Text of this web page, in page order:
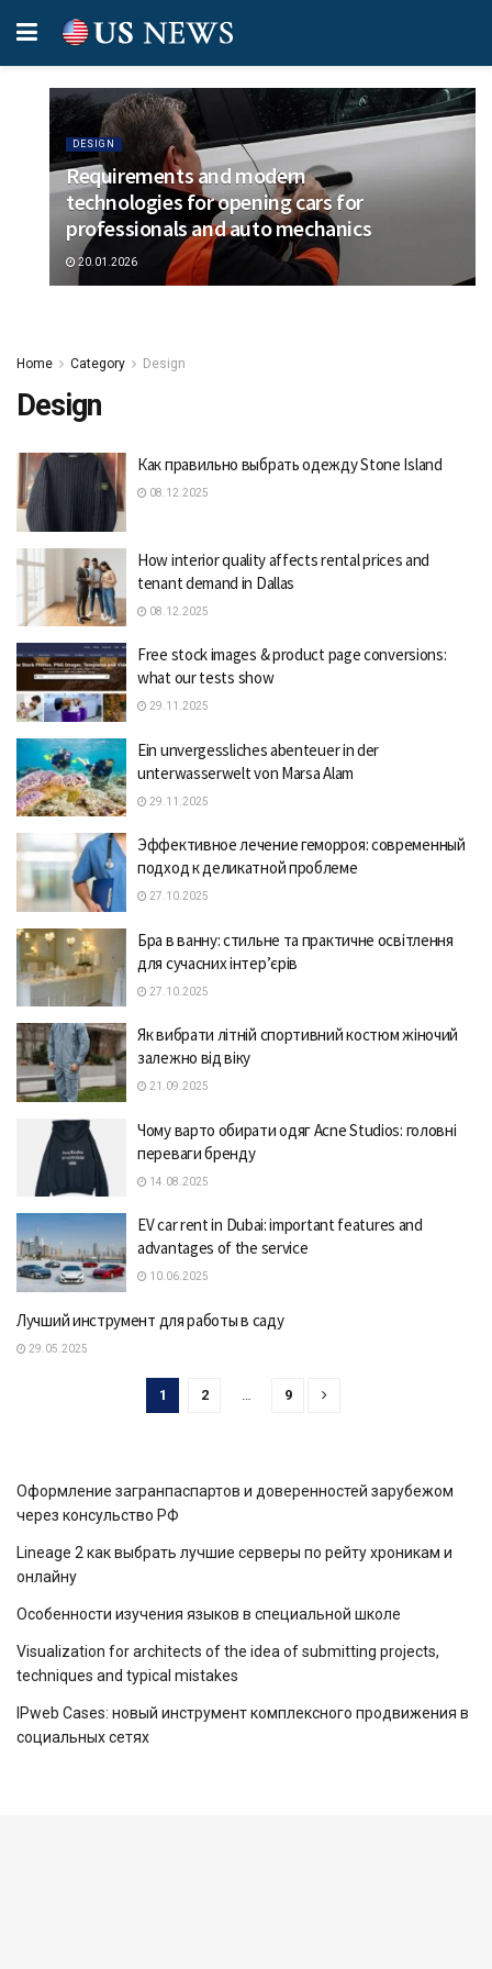
DESIGN
Requirements and modern
technologies for opening cars for
professionals and auto mechanics
20.01.2026
Home Category Design
Design
Как правильно выбрать одежду Stone Island
08.12.2025
How interior quality affects rental prices and
tenant demand in Dallas
08.12.2025
Free stock images & product page conversions:
what our tests show
29.11.2025
Ein unvergessliches abenteuer in der
unterwasserwelt von Marsa Alam
29.11.2025
Эффективное лечение геморроя: современный
подход к деликатной проблеме
27.10.2025
Бра в ванну: стильне та практичне освітлення
для сучасних інтер’єрів
27.10.2025
Як вибрати літній спортивний костюм жіночий
залежно від віку
21.09.2025
Чому варто обирати одяг Acne Studios: головні
переваги бренду
14.08.2025
EV car rent in Dubai: important features and
advantages of the service
10.06.2025
Лучший инструмент для работы в саду
29.05.2025
1 2 9
Оформление загранпаспартов и доверенностей зарубежом
через консульство РФ
Lineage 2 как выбрать лучшие серверы по рейту хроникам и
онлайну
Особенности изучения языков в специальной школе
Visualization for architects of the idea of ​​submitting projects,
techniques and typical mistakes
IPweb Cases: новый инструмент комплексного продвижения в
социальных сетях